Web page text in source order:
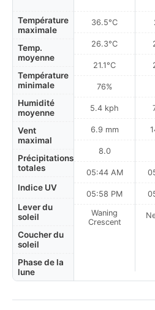
Température
maximale
Temp.
moyenne
Température
minimale
Humidité
moyenne
Vent
maximal
Précipitations
totales
Indice UV
Lever du
soleil
Coucher du
soleil
Phase de la
lune
36.5°C
26.3°C
21.1°C
76%
5.4 kph
6.9 mm
8.0
05:44 AM
05:58 PM
Waning
Crescent